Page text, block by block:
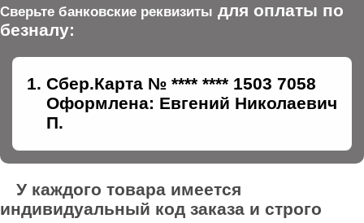
Сверьте банковские реквизиты для оплаты по
безналу:
Сбер.Карта № **** **** 1503 7058
Оформлена: Евгений Николаевич
П.
У каждого товара имеется
индивидуальный код заказа и строго